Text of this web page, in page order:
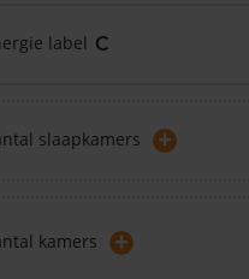
label C
slaapkamers +
kamers +